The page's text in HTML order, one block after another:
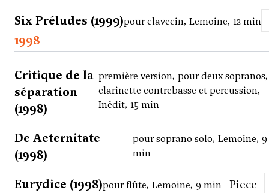
Six Préludes (1999)pour clavecin, Lemoine, 12 min
1998
Critique de la
séparation
(1998)
première version, pour deux sopranos,
clarinette contrebasse et percussion,
Inédit, 15 min
De Aeternitate
(1998)
pour soprano solo, Lemoine, 9
min
Eurydice (1998)pour flûte, Lemoine, 9 min Piece